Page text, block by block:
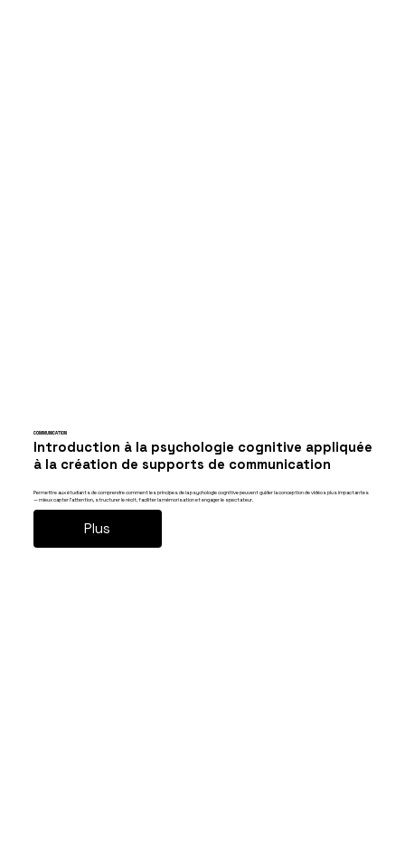
COMMUNICATION
Introduction à la psychologie cognitive appliquée
à la création de supports de communication
Permettre aux étudiants de comprendre comment les principes de la psychologie cognitive peuvent guider la conception de vidéos plus impactantes
— mieux capter l’attention, structurer le récit, faciliter la mémorisation et engager le spectateur.
Plus